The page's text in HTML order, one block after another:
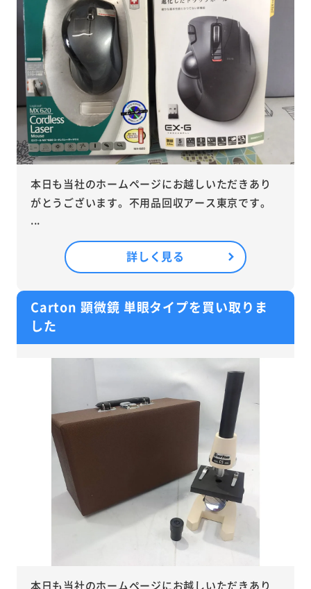
本日も当社のホームページにお越しいただきあり
がとうございます。不用品回収アース東京です。
...
詳しく見る
Carton 顕微鏡 単眼タイプを買い取りま
した
本日も当社のホームページにお越しいただきあり